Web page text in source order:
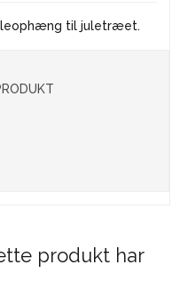
til juletræet.
produkt har